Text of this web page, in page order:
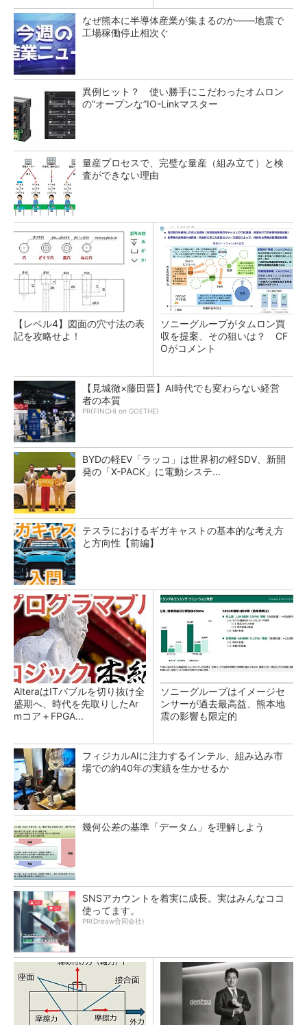
なぜ熊本に半導体産業が集まるのか――地震で
工場稼働停止相次ぐ
異例ヒット？ 使い勝手にこだわったオムロン
の“オープンな”IO-Linkマスター
量産プロセスで、完璧な量産（組み立て）と検
査ができない理由
【レベル4】図面の穴寸法の表
記を攻略せよ！
ソニーグループがタムロン買
収を提案、その狙いは？ CF
Oがコメント
【見城徹×藤田晋】AI時代でも変わらない経営
者の本質
PR(FINCHI on GOETHE)
BYDの軽EV「ラッコ」は世界初の軽SDV、新開
発の「X-PACK」に電動システ...
テスラにおけるギガキャストの基本的な考え方
と方向性【前編】
AlteraはITバブルを切り抜け全
盛期へ、時代を先取りしたAr
mコア＋FPGA...
ソニーグループはイメージセ
ンサーが過去最高益、熊本地
震の影響も限定的
フィジカルAIに注力するインテル、組み込み市
場での約40年の実績を生かせるか
幾何公差の基準「データム」を理解しよう
SNSアカウントを着実に成長。実はみんなココ
使ってます。
PR(Dreaw合同会社)